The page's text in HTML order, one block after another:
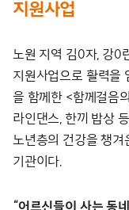
지원사업
노원 지역 김0자, 강0
지원사업으로 활력을
을 함께한 <함께걸음
라인댄스, 한끼 밥상
노년층의 건강을 챙
기관이다.
“어르신들이 사는 동